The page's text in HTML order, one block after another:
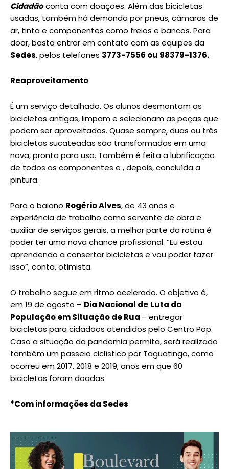
Cidadãoconta com doações. Além das bicicletas
usadas, também há demanda por pneus, câmaras de
ar, tinta e componentes como freios e bancos. Para
doar, basta entrar em contato com as equipes da
Sedes, pelos telefones 3773-7556 ou 98379-1376.
Reaproveitamento
É um serviço detalhado. Os alunos desmontam as
bicicletas antigas, limpam e selecionam as peças que
podem ser aproveitadas. Quase sempre, duas ou três
bicicletas sucateadas são transformadas em uma
nova, pronta para uso. Também é feita a lubrificação
de todos os componentes e , depois, concluída a
pintura.
Para o baiano Rogério Alves, de 43 anos e
experiência de trabalho como servente de obra e
auxiliar de serviços gerais, a melhor parte da rotina é
poder ter uma nova chance profissional. “Eu estou
aprendendo a consertar bicicletas e vou poder fazer
isso”, conta, otimista.
O trabalho segue em ritmo acelerado. O objetivo é,
em 19 de agosto – Dia Nacional de Luta da
População em Situação de Rua – entregar
bicicletas para cidadãos atendidos pelo Centro Pop.
Caso a situação da pandemia permita, será realizado
também um passeio ciclístico por Taguatinga, como
ocorreu em 2017, 2018 e 2019, anos em que 60
bicicletas foram doadas.
*Com informações da Sedes